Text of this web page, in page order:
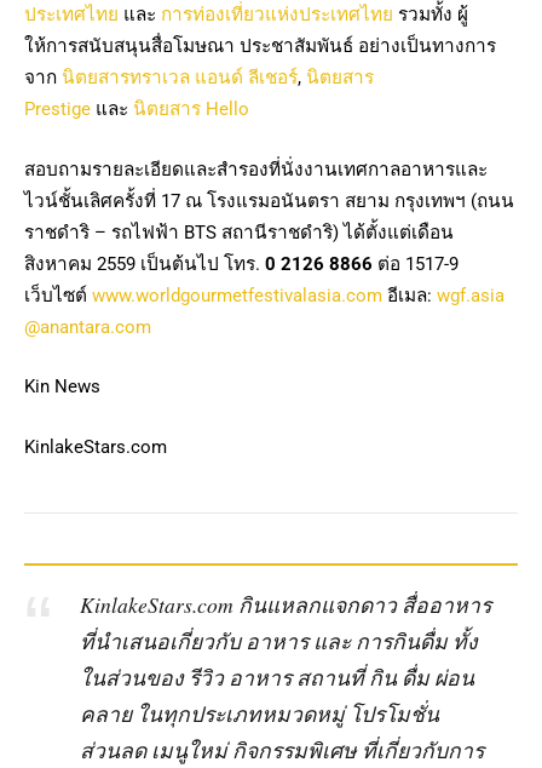
ประเทศไทย และ การท่องเที่ยวแห่งประเทศไทย รวมทั้ง ผู้
ให้การสนับสนุนสื่อโมษณา ประชาสัมพันธ์ อย่างเป็นทางการ
จาก นิตยสารทราเวล แอนด์ ลีเชอร์, นิตยสาร
Prestige และ นิตยสาร Hello
สอบถามรายละเอียดและสำรองที่นั่งงานเทศกาลอาหารและ
ไวน์ชั้นเลิศครั้งที่ 17 ณ โรงแรมอนันตรา สยาม กรุงเทพฯ (ถนน
ราชดำริ – รถไฟฟ้า BTS สถานีราชดำริ) ได้ตั้งแต่เดือน
สิงหาคม 2559 เป็นต้นไป โทร. 0 2126 8866 ต่อ 1517-9
เว็บไซต์ www.worldgourmetfestivalasia.com อีเมล: wgf.asia
@anantara.com
Kin News
KinlakeStars.com
KinlakeStars.com กินแหลกแจกดาว สื่ออาหาร
ที่นำเสนอเกี่ยวกับ อาหาร และ การกินดื่ม ทั้ง
ในส่วนของ รีวิว อาหาร สถานที่ กิน ดื่ม ผ่อน
คลาย ในทุกประเภทหมวดหมู่ โปรโมชั่น
ส่วนลด เมนูใหม่ กิจกรรมพิเศษ ที่เกี่ยวกับการ